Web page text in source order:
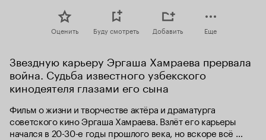
Оценить Буду смотреть Добавить Еще
Звездную карьеру Эргаша Хамраева прервала
война. Судьба известного узбекского
кинодеятеля глазами его сына
Фильм о жизни и творчестве актёра и драматурга
советского кино Эргаша Хамраева. Взлёт его карьеры
начался в 20-30-е годы прошлого века, но вскоре всё